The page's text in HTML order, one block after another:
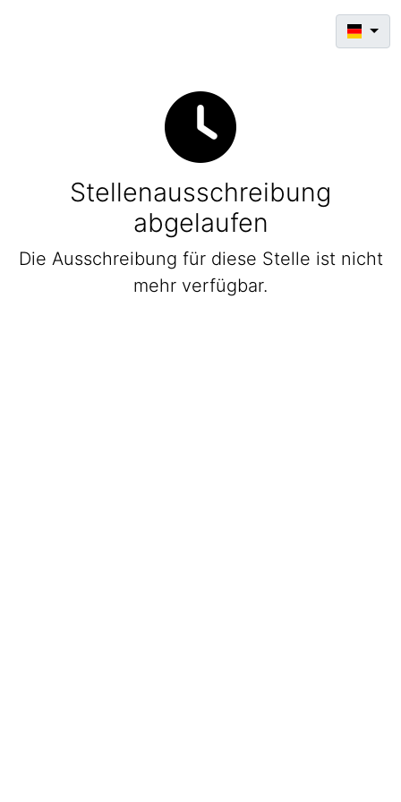
Stellenausschreibung
abgelaufen
Die Ausschreibung für diese Stelle ist nicht
mehr verfügbar.